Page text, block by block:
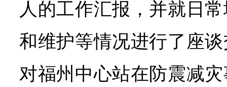
人的工作汇报，并就日
和维护等情况进行了座
对福州中心站在防震减